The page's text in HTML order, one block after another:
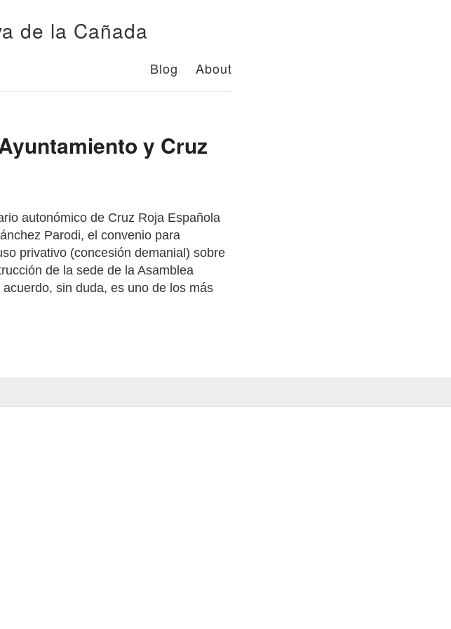
de la Cañada
Blog About
y Cruz
autonómico de Cruz Roja Española
Parodi, el convenio para
privativo (concesión demanial) sobre
de la sede de la Asamblea
sin duda, es uno de los más